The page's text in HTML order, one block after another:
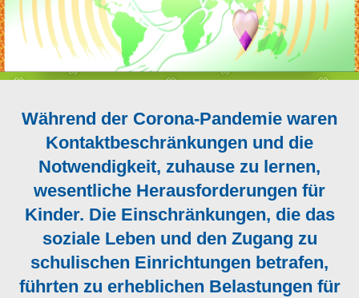
Während der Corona-Pandemie waren
Kontaktbeschränkungen und die
Notwendigkeit, zuhause zu lernen,
wesentliche Herausforderungen für
Kinder. Die Einschränkungen, die das
soziale Leben und den Zugang zu
schulischen Einrichtungen betrafen,
führten zu erheblichen Belastungen für